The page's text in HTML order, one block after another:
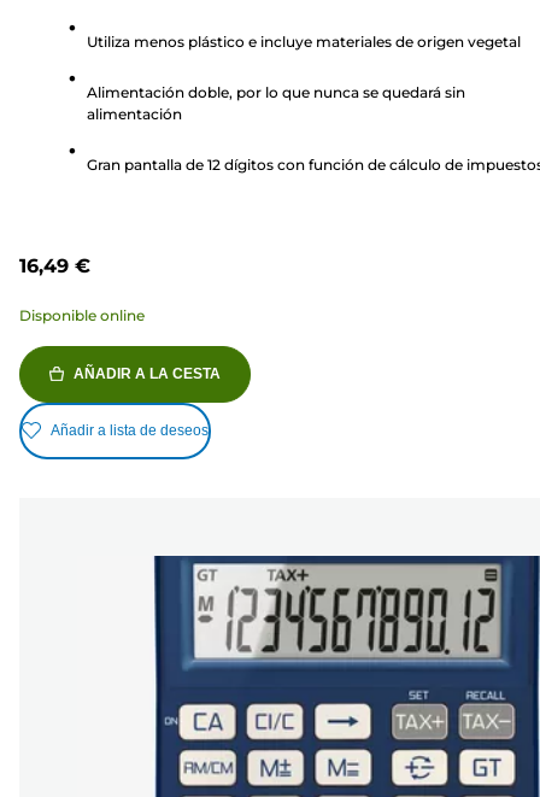
estrellas.
Utiliza menos plástico e incluye materiales de origen vegetal
Alimentación doble, por lo que nunca se quedará sin
alimentación
Gran pantalla de 12 dígitos con función de cálculo de
16,49 €
Disponible online
AÑADIR A LA CESTA
Añadir a lista de deseos